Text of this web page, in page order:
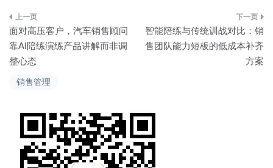
销售管理
文
章
导
面对高压客户，汽车销售顾问
靠AI陪练演练产品讲解而非调
整心态
智能陪练与传统训战对比：销
售团队能力短板的低成本补齐
方案